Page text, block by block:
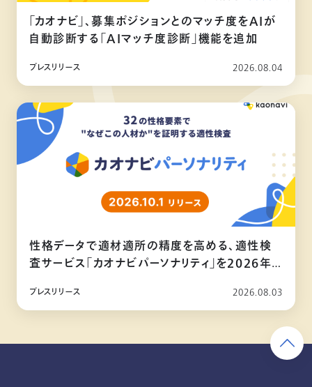
「カオナビ」、募集ポジションとのマッチ度をAIが
自動診断する「AIマッチ度診断」機能を追加
プレスリリース 2026.08.04
性格データで適材適所の精度を高める、適性検
査サービス「カオナビパーソナリティ」を2026年
プレスリリース 2026.08.03